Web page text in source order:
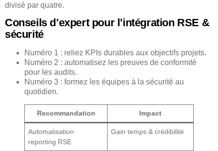
divisé par quatre.
Conseils d’expert pour l’intégration RSE &
sécurité
Numéro 1 : reliez KPIs durables aux objectifs projets.
Numéro 2 : automatisez les preuves de conformité
pour les audits.
Numéro 3 : formez les équipes à la sécurité au
quotidien.
Recommandation Impact
Automatisation
reporting RSE
Gain temps & crédibilité